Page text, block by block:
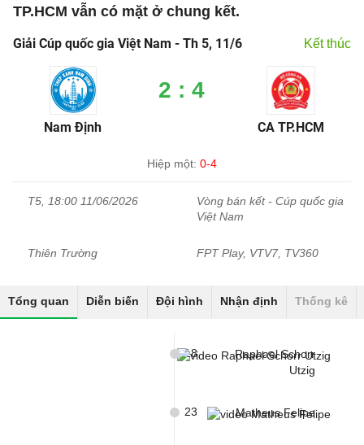
TP.HCM vẫn có mặt ở chung kết.
Giải Cúp quốc gia Việt Nam - Th 5, 11/6 Kết thúc
Nam Định
2 : 4
CA TP.HCM
Hiệp một: 0-4
T5, 18:00 11/06/2026
Vòng bán kết - Cúp quốc gia
Việt Nam
Thiên Trường FPT Play, VTV7, TV360
Tổng quan Diễn biến Đội hình Nhận định Thống kê
Raphael Schorr
Utzig
18
Matheus Felipe
23